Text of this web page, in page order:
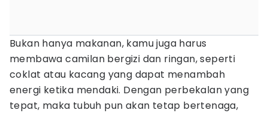
Bukan hanya makanan, kamu juga harus
membawa camilan bergizi dan ringan, seperti
coklat atau kacang yang dapat menambah
energi ketika mendaki. Dengan perbekalan yang
tepat, maka tubuh pun akan tetap bertenaga,